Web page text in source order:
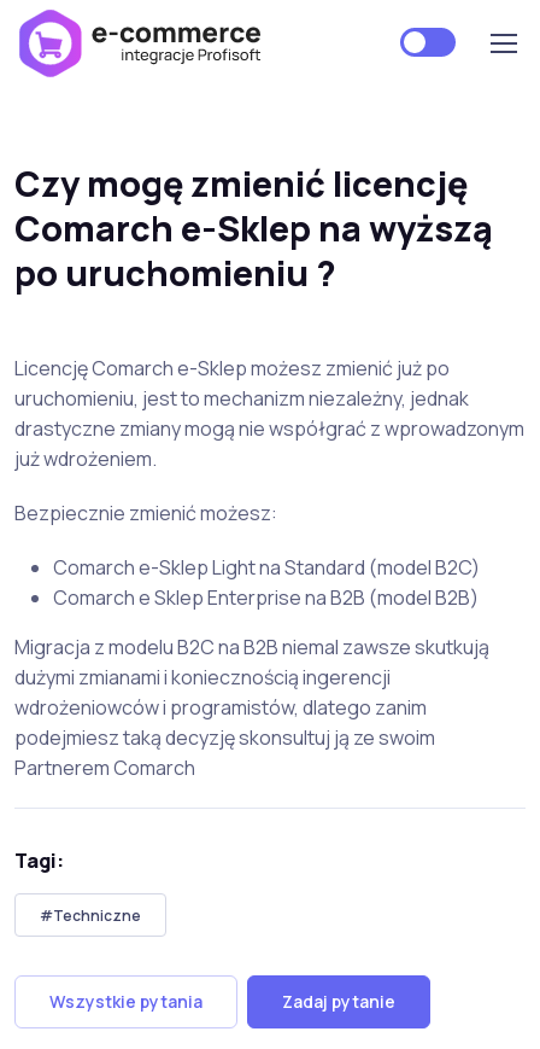
Czy mogę zmienić licencję
Comarch e-Sklep na wyższą
po uruchomieniu ?
Licencję Comarch e-Sklep możesz zmienić już po
uruchomieniu, jest to mechanizm niezależny, jednak
drastyczne zmiany mogą nie współgrać z wprowadzonym
już wdrożeniem.
Bezpiecznie zmienić możesz:
Comarch e-Sklep Light na Standard (model B2C)
Comarch e Sklep Enterprise na B2B (model B2B)
Migracja z modelu B2C na B2B niemal zawsze skutkują
dużymi zmianami i koniecznością ingerencji
wdrożeniowców i programistów, dlatego zanim
podejmiesz taką decyzję skonsultuj ją ze swoim
Partnerem Comarch
Tagi:
#Techniczne
Wszystkie pytania Zadaj pytanie